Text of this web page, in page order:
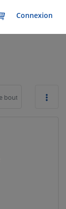
Connexion